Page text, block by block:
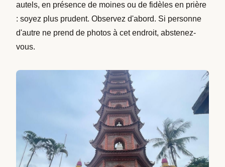
autels, en présence de moines ou de fidèles en prière
: soyez plus prudent. Observez d'abord. Si personne
d'autre ne prend de photos à cet endroit, abstenez-
vous.